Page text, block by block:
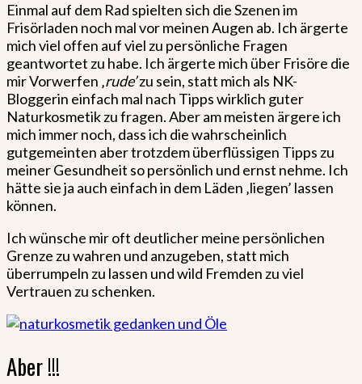
Einmal auf dem Rad spielten sich die Szenen im
Frisörladen noch mal vor meinen Augen ab. Ich ärgerte
mich viel offen auf viel zu persönliche Fragen
geantwortet zu habe. Ich ärgerte mich über Frisöre die
mir Vorwerfen ‚rude’zu sein, statt mich als NK-
Bloggerin einfach mal nach Tipps wirklich guter
Naturkosmetik zu fragen. Aber am meisten ärgere ich
mich immer noch, dass ich die wahrscheinlich
gutgemeinten aber trotzdem überflüssigen Tipps zu
meiner Gesundheit so persönlich und ernst nehme. Ich
hätte sie ja auch einfach in dem Läden ‚liegen’ lassen
können.
Ich wünsche mir oft deutlicher meine persönlichen
Grenze zu wahren und anzugeben, statt mich
überrumpeln zu lassen und wild Fremden zu viel
Vertrauen zu schenken.
Aber !!!